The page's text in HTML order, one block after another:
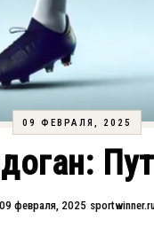
09 ФЕВРАЛЯ, 2025
09 февраля, 2025